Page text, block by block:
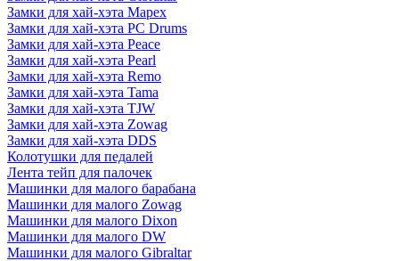
Замки для хай-хэта Mapex
Замки для хай-хэта PC Drums
Замки для хай-хэта Peace
Замки для хай-хэта Pearl
Замки для хай-хэта Remo
Замки для хай-хэта Tama
Замки для хай-хэта TJW
Замки для хай-хэта Zowag
Замки для хай-хэта DDS
Колотушки для педалей
Лента тейп для палочек
Машинки для малого барабана
Машинки для малого Zowag
Машинки для малого Dixon
Машинки для малого DW
Машинки для малого Gibraltar